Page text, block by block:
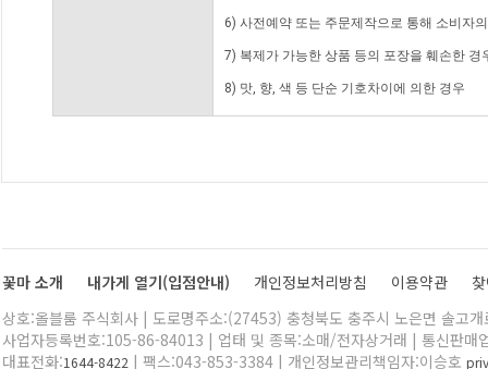
6) 사전예약 또는 주문제작으로 통해 소비자
7) 복제가 가능한 상품 등의 포장을 훼손한 경
8) 맛, 향, 색 등 단순 기호차이에 의한 경우
꽃마 소개 내가게 열기(입점안내) 개인정보처리방침 이용약관
상호:올블룸 주식회사 | 도로명주소:(27453) 충청북도 충주시 노은면 솔고
사업자등록번호:105-86-84013 | 업태 및 종목:소매/전자상거래 | 통신판매
대표전화:1644-8422 | 팩스:043-853-3384 | 개인정보관리책임자:이승호